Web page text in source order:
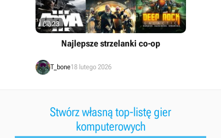
23
Najlepsze strzelanki co-op
T_bone18 lutego 2026
Stwórz własną top-listę gier
komputerowych